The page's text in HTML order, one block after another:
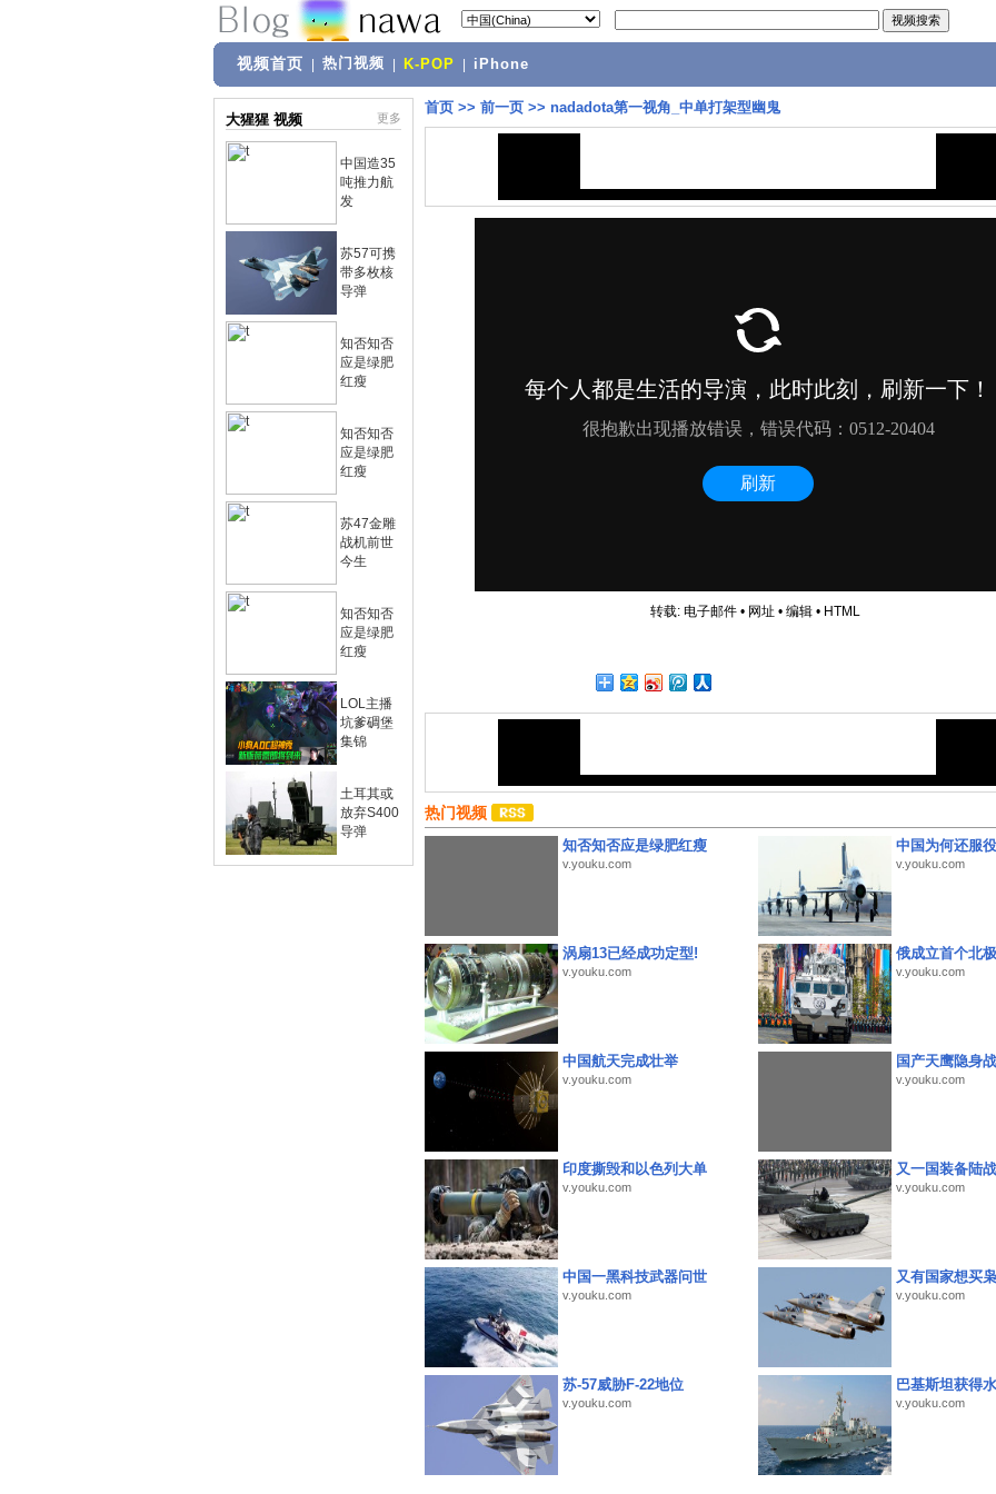
视频首页 热门视频 K-POP iPhone
大猩猩 视频 更多
中国造35
吨推力航
发
苏57可携
带多枚核
导弹
知否知否
应是绿肥
红瘦
知否知否
应是绿肥
红瘦
苏47金雕
战机前世
今生
知否知否
应是绿肥
红瘦
LOL主播
坑爹碉堡
集锦
土耳其或
放弃S400
导弹
首页 >> 前一页 >> nadadota第一视角_中单打架型幽鬼
转载: 电子邮件• 网址 • 编辑• HTML
热门视频
知否知否应是绿肥红瘦
v.youku.com
中国为何还服
v.youku.com
涡扇13已经成功定型!
v.youku.com
俄成立首个北
v.youku.com
中国航天完成壮举
v.youku.com
国产天鹰隐身
v.youku.com
印度撕毁和以色列大单
v.youku.com
又一国装备陆
v.youku.com
中国一黑科技武器问世
v.youku.com
又有国家想买
v.youku.com
苏-57威胁F-22地位
v.youku.com
巴基斯坦获得
v.youku.com